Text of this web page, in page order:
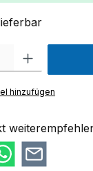
den gewünschten
hinzufügen